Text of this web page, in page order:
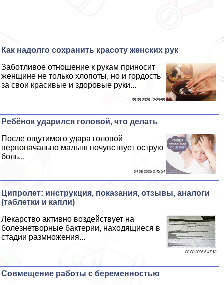
Как надолго сохранить красоту женских рук
Заботливое отношение к рукам приносит
женщине не только хлопоты, но и гордость
за свои красивые и здоровые руки...
05 08 2026 12:29:55
Ребёнок ударился головой, что делать
После ощутимого удара головой
первоначально малыш почувствует острую
боль...
04 08 2026 2:45:54
Ципролет: инструкция, показания, отзывы, аналоги
(таблетки и капли)
Лекарство активно воздействует на
болезнетворные бактерии, находящиеся в
стадии размножения...
03 08 2026 6:47:13
Совмещение работы с беременностью